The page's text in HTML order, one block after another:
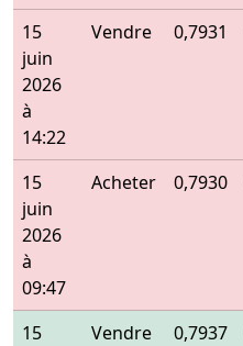
15
juin
2026
à
14:22
Vendre 0,7931
15
juin
2026
à
09:47
Acheter 0,7930
15
Vendre 0,7937